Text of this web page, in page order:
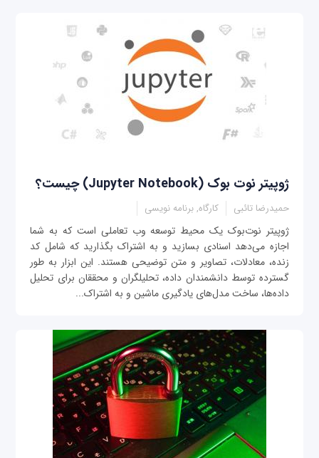
ژوپیتر نوت بوک (Jupyter Notebook) چیست؟
حمیدرضا تائبی کارگاه, برنامه نویسی
ژوپیتر نوت‌بوک یک محیط توسعه وب تعاملی است که به شما
اجازه می‌دهد اسنادی بسازید و به اشتراک بگذارید که شامل کد
زنده، معادلات، تصاویر و متن توضیحی هستند. این ابزار به طور
گسترده توسط دانشمندان داده، تحلیلگران و محققان برای تحلیل
داده‌ها، ساخت مدل‌های یادگیری ماشین و به اشتراک...